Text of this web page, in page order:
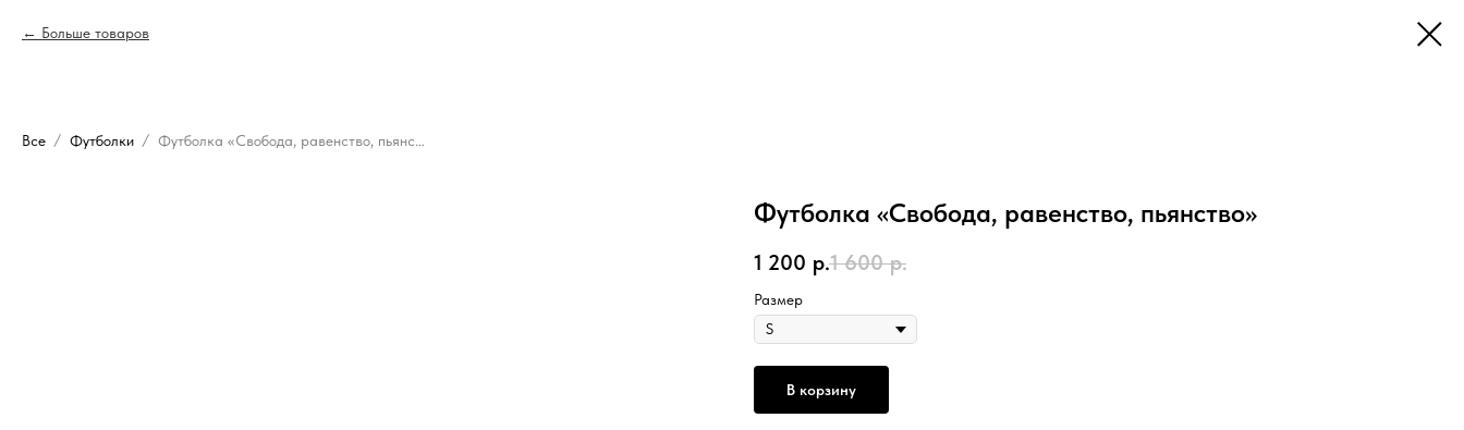
Больше товаров
Все Футболки Футболка «Свобода, равенство, пьянство»
Футболка «Свобода, равенство, пьянство»
1 200 р.1 600 р.
Размер
В корзину